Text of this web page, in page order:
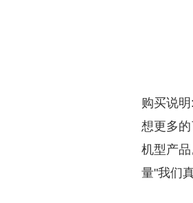
购买说明
想更多
机型产
量"我们